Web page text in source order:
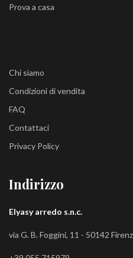
Prova a casa
Chi siamo
Condizioni di vendita
FAQ
Contattaci
Privacy Policy
Indirizzo
Elyasy arredo s.n.c.
via G. B. Foggini, 11 - 50142